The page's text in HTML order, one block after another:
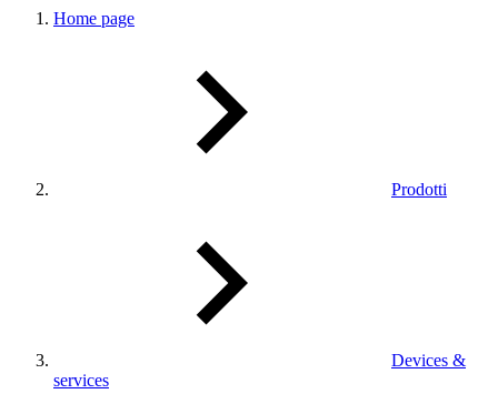
Home page
Prodotti
Devices &
services